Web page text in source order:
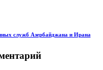
служб Азербайджана и Ирана